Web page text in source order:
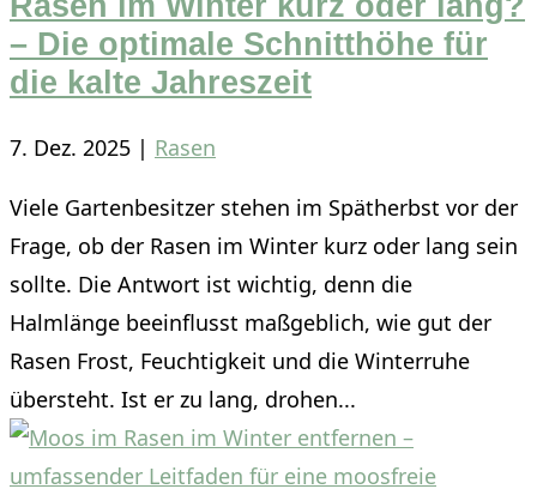
– Die optimale Schnitthöhe für
die kalte Jahreszeit
7. Dez. 2025 | Rasen
Viele Gartenbesitzer stehen im Spätherbst vor der
Frage, ob der Rasen im Winter kurz oder lang sein
sollte. Die Antwort ist wichtig, denn die
Halmlänge beeinflusst maßgeblich, wie gut der
Rasen Frost, Feuchtigkeit und die Winterruhe
übersteht. Ist er zu lang, drohen...